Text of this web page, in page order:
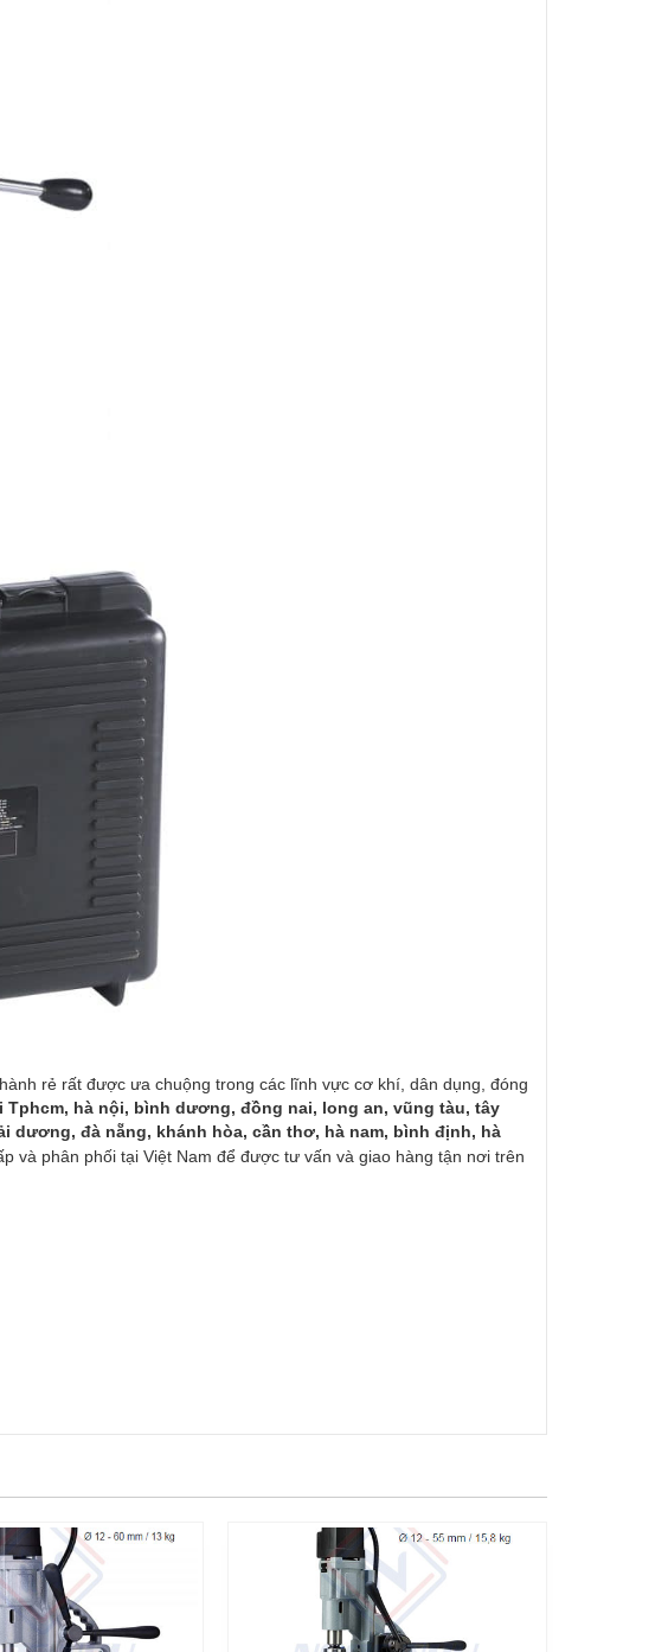
rẻ rất được ưa chuộng trong các lĩnh vực cơ khí, dân dụng, đóng
Tphcm, hà nội, bình dương, đồng nai, long an, vũng tàu, tây
đà nẵng, khánh hòa, cần thơ, hà nam, bình định, hà
và phân phối tại Việt Nam để được tư vấn và giao hàng tận nơi trên